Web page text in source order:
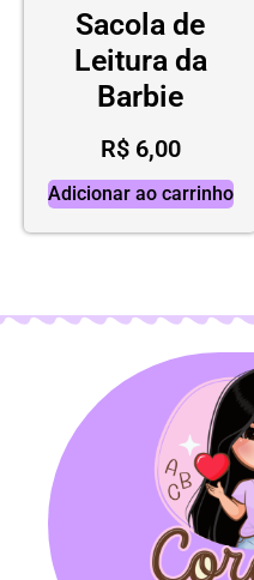
Sacola de
Leitura da
Barbie
R$6,00
Adicionar ao carrinho